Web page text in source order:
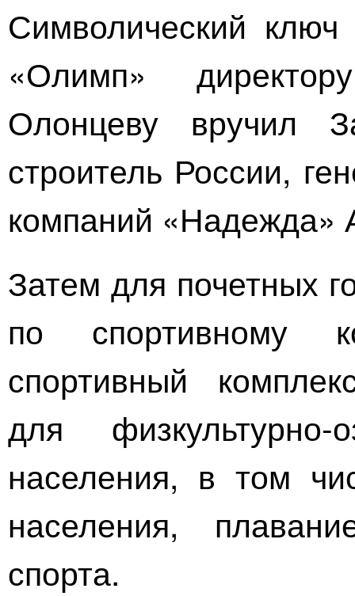
Символический ключ
«Олимп»
Олонцеву вручил
строитель России,
компаний «Надежда»
Затем для почетных
по спортивному
спортивный
для физкультурно-
населения, в том
населения,
спорта.